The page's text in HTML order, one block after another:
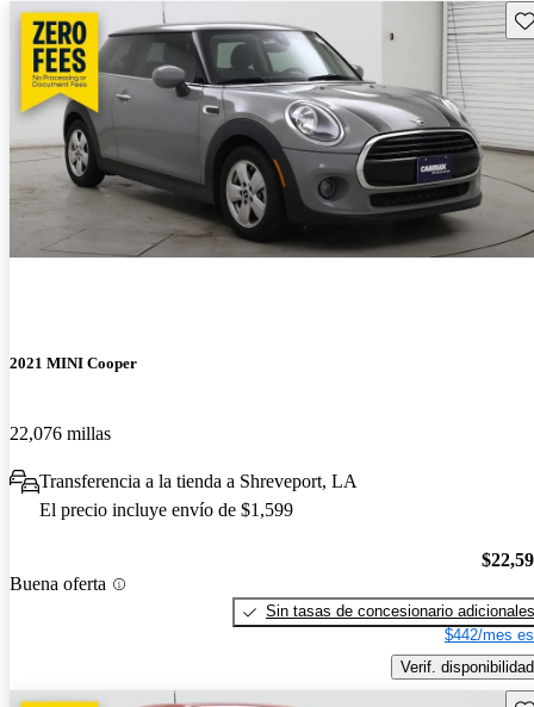
2021 MINI Cooper
22,076 millas
Transferencia a la tienda a Shreveport, LA
El precio incluye envío de $1,599
Buena oferta
Sin tasas de concesionario adicionales
$442/mes
Verif. disponibilidad